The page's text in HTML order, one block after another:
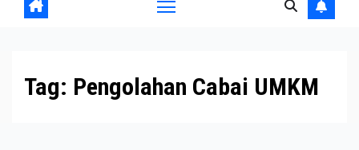
Tag: Pengolahan Cabai UMKM